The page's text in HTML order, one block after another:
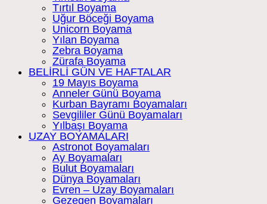
Tırtıl Boyama
Uğur Böceği Boyama
Unicorn Boyama
Yılan Boyama
Zebra Boyama
Zürafa Boyama
BELİRLİ GÜN VE HAFTALAR
19 Mayıs Boyama
Anneler Günü Boyama
Kurban Bayramı Boyamaları
Sevgililer Günü Boyamaları
Yılbaşı Boyama
UZAY BOYAMALARI
Astronot Boyamaları
Ay Boyamaları
Bulut Boyamaları
Dünya Boyamaları
Evren – Uzay Boyamaları
Gezegen Boyamaları